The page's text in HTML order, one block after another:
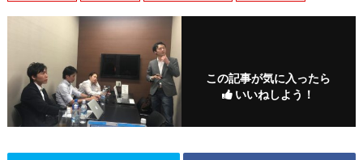
この記事が気に入ったら
いいねしよう！